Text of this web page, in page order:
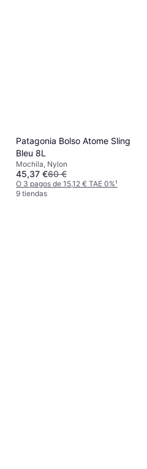
Patagonia Bolso Atome Sling
Bleu 8L
Mochila, Nylon
45,37 €60 €
O 3 pagos de 15,12 € TAE 0%¹
9 tiendas